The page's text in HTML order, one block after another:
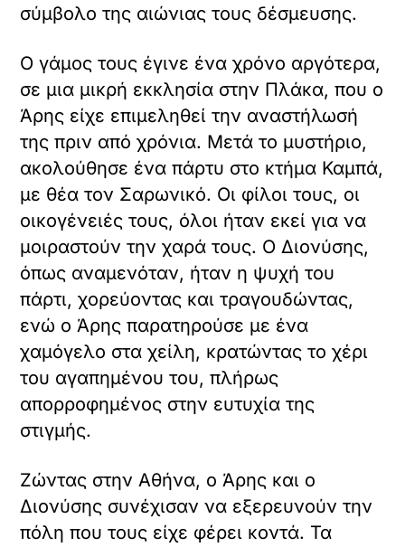
σύμβολο της αιώνιας τους δέσμευσης.
Ο γάμος τους έγινε ένα χρόνο αργότερα,
σε μια μικρή εκκλησία στην Πλάκα, που ο
Άρης είχε επιμεληθεί την αναστήλωσή
της πριν από χρόνια. Μετά το μυστήριο,
ακολούθησε ένα πάρτυ στο κτήμα Καμπά,
με θέα τον Σαρωνικό. Οι φίλοι τους, οι
οικογένειές τους, όλοι ήταν εκεί για να
μοιραστούν την χαρά τους. Ο Διονύσης,
όπως αναμενόταν, ήταν η ψυχή του
πάρτι, χορεύοντας και τραγουδώντας,
ενώ ο Άρης παρατηρούσε με ένα
χαμόγελο στα χείλη, κρατώντας το χέρι
του αγαπημένου του, πλήρως
απορροφημένος στην ευτυχία της
στιγμής.
Ζώντας στην Αθήνα, ο Άρης και ο
Διονύσης συνέχισαν να εξερευνούν την
πόλη που τους είχε φέρει κοντά. Τα